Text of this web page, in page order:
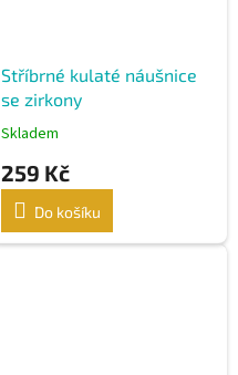
Stříbrné kulaté náušnice
se zirkony
Skladem
259 Kč
Do košíku